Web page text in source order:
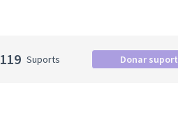
119 Suports Donar suport